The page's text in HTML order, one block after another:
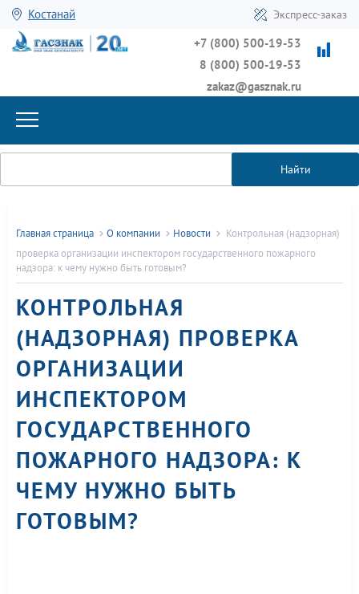
Костанай Экспресс-заказ
+7 (800) 500-19-53
8 (800) 500-19-53
zakaz@gasznak.ru
Найти
Главная страница О компании Новости
Контрольная (надзорная)
проверка организации инспектором государственного пожарного
надзора: к чему нужно быть готовым?
КОНТРОЛЬНАЯ
(НАДЗОРНАЯ) ПРОВЕРКА
ОРГАНИЗАЦИИ
ИНСПЕКТОРОМ
ГОСУДАРСТВЕННОГО
ПОЖАРНОГО НАДЗОРА: К
ЧЕМУ НУЖНО БЫТЬ
ГОТОВЫМ?